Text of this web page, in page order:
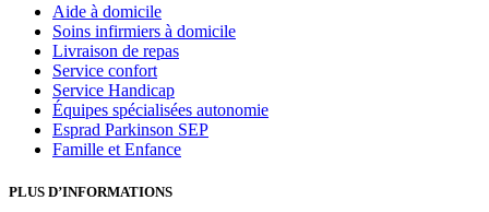
Aide à domicile
Soins infirmiers à domicile
Livraison de repas
Service confort
Service Handicap
Équipes spécialisées autonomie
Esprad Parkinson SEP
Famille et Enfance
PLUS D’INFORMATIONS